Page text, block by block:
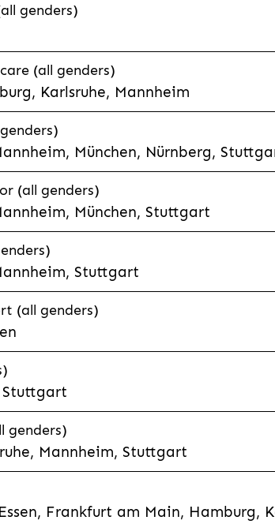
genders)
(all genders)
Karlsruhe, Mannheim
München, Nürnberg,
(all genders)
München, Stuttgart
Stuttgart
(all genders)
Stuttgart
genders)
Mannheim, Stuttgart
Frankfurt am Main, Hamburg,